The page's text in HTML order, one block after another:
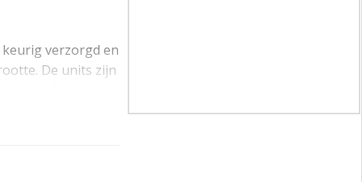
verzorgd en
De units zijn
de verdieping is